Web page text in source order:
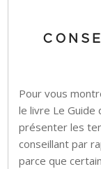
Pour vous
le livre Le Guide
présenter les
conseillant par
parce que